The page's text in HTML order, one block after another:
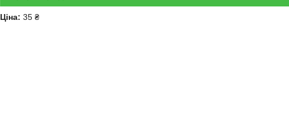
Ціна: 35 ₴